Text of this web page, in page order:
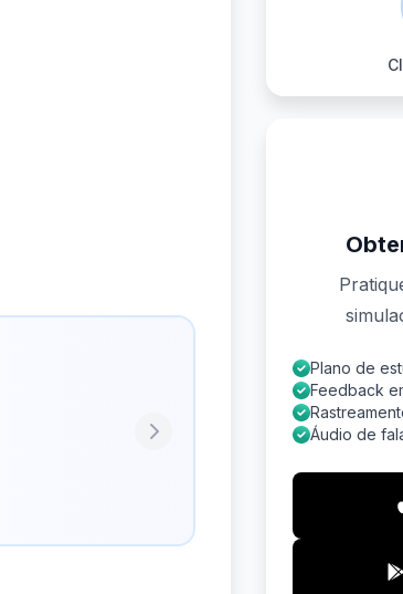
Next
Plano de
Feedback
Áudio de